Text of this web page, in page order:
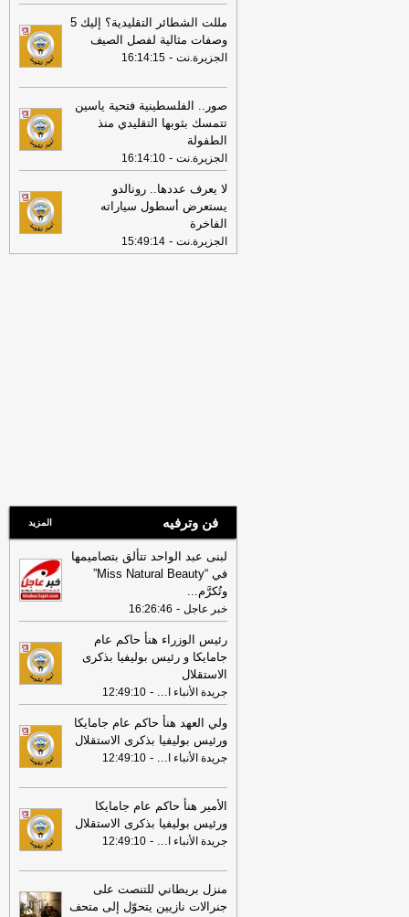
للمدرسة الإيرانيةالخاصة وإغلاقها-
جريدة
دسمان نيوز الإلكترونية
عذبي الناصر أستقبل أمين سر
اتحاد الإعلام الإلكتروني وتتسلم رواية
«لورنس.. صراع الحضارة وأصالة الأجداد»-
جريدة دسمان نيوز الإلكترونية
13:49
فقد الجنسية الكويتية من 9
أشخاص-جريدة دسمان نيوز الإلكترونية
13:43
الاتفاقيات بين الكويت والصين..
مرحلة جديدة من التعاون التنموي الشامل
وبوتيرة متسارعة
13:43
«تنظيم التأمين» تُلزم الشركات
مللت الشطائر التقليدية؟ إليك 5
وصفات مثالية لفصل الصيف
الجزيرة.نت -
16:14:15
صور.. الفلسطينية فتحية ياسين
تتمسك بثوبها التقليدي منذ
الطفولة
الجزيرة.نت -
16:14:10
لا يعرف عددها.. رونالدو
يستعرض أسطول سياراته
الفاخرة
الجزيرة.نت -
15:49:14
فن وترفيه المزيد
لبنى عبد الواحد تتألق بتصاميمها
في “Miss Natural Beauty”
وتُكرَّم...
خبر عاجل -
16:26:46
رئيس الوزراء هنأ حاكم عام
جامايكا و رئيس بوليفيا بذكرى
الاستقلال
جريدة الأنباء ا ...
-
12:49:10
ولي العهد هنأ حاكم عام جامايكا
ورئيس بوليفيا بذكرى الاستقلال
جريدة الأنباء ا ...
-
12:49:10
الأمير هنأ حاكم عام جامايكا
ورئيس بوليفيا بذكرى الاستقلال
جريدة الأنباء ا ...
-
12:49:10
منزل بريطاني للتنصت على
جنرالات نازيين يتحوّل إلى متحف